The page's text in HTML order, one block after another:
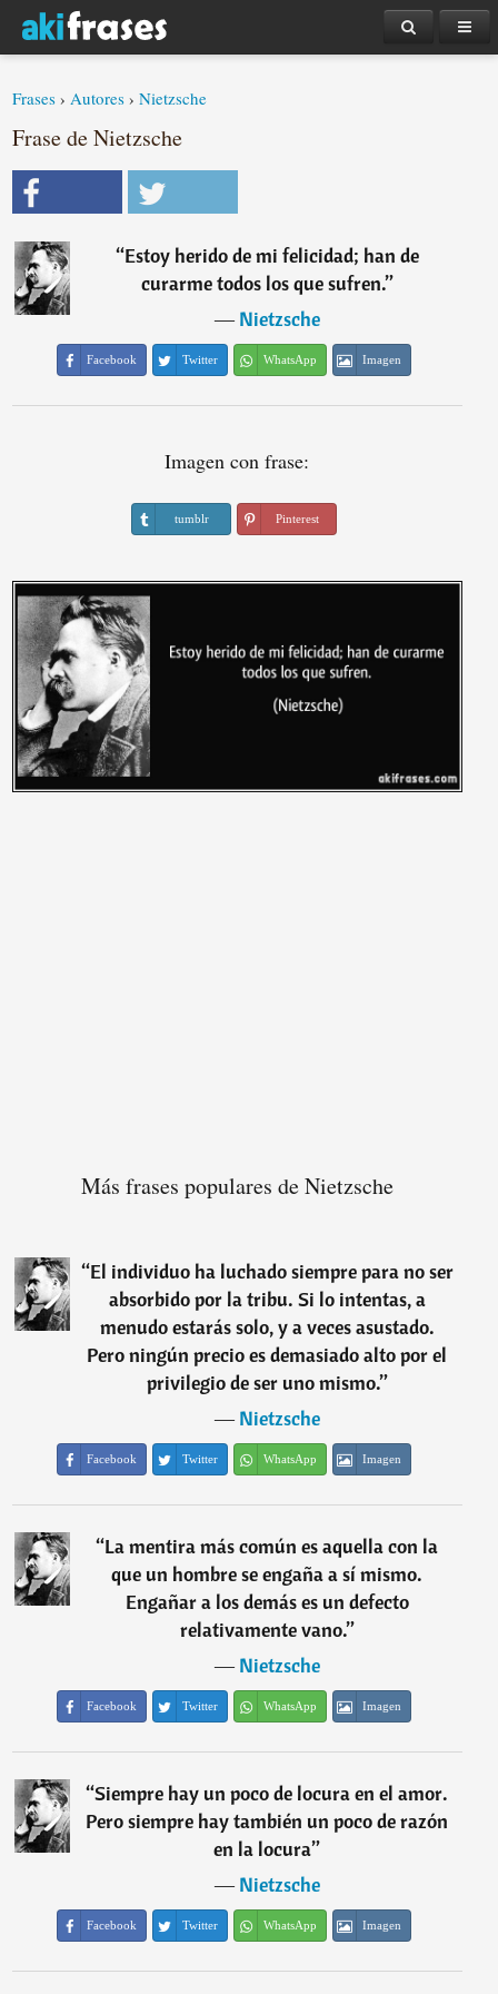
Frases ›Autores ›Nietzsche
Frase de Nietzsche
“Estoy herido de mi felicidad; han de
curarme todos los que sufren.”
―Nietzsche
Facebook Twitter WhatsApp Imagen
Imagen con frase:
tumblr Pinterest
Más frases populares de Nietzsche
“El individuo ha luchado siempre para no ser
absorbido por la tribu. Si lo intentas, a
menudo estarás solo, y a veces asustado.
Pero ningún precio es demasiado alto por el
privilegio de ser uno mismo.”
―Nietzsche
Facebook Twitter WhatsApp Imagen
“La mentira más común es aquella con la
que un hombre se engaña a sí mismo.
Engañar a los demás es un defecto
relativamente vano.”
―Nietzsche
Facebook Twitter WhatsApp Imagen
“Siempre hay un poco de locura en el amor.
Pero siempre hay también un poco de razón
en la locura”
―Nietzsche
Facebook Twitter WhatsApp Imagen